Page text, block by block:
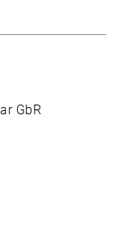
GbR